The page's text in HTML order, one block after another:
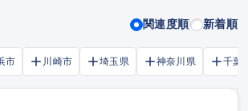
関連度順 新着順
市 川崎市 埼玉県 神奈川県 千葉市